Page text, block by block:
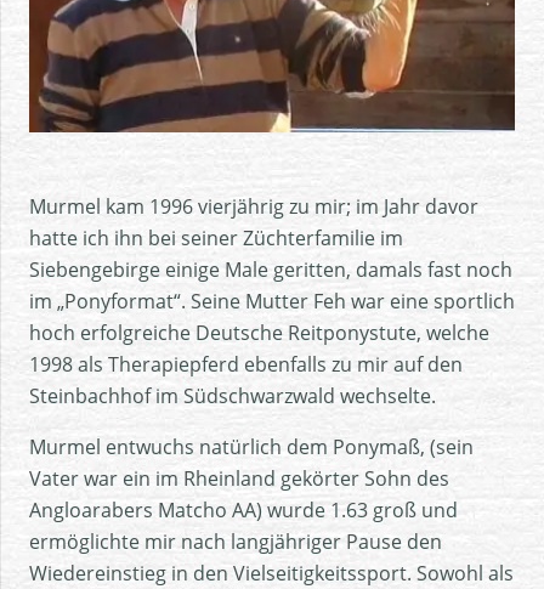
Murmel kam 1996 vierjährig zu mir; im Jahr davor
hatte ich ihn bei seiner Züchterfamilie im
Siebengebirge einige Male geritten, damals fast noch
im „Ponyformat“. Seine Mutter Feh war eine sportlich
hoch erfolgreiche Deutsche Reitponystute, welche
1998 als Therapiepferd ebenfalls zu mir auf den
Steinbachhof im Südschwarzwald wechselte.
Murmel entwuchs natürlich dem Ponymaß, (sein
Vater war ein im Rheinland gekörter Sohn des
Angloarabers Matcho AA) wurde 1.63 groß und
ermöglichte mir nach langjähriger Pause den
Wiedereinstieg in den Vielseitigkeitssport. Sowohl als